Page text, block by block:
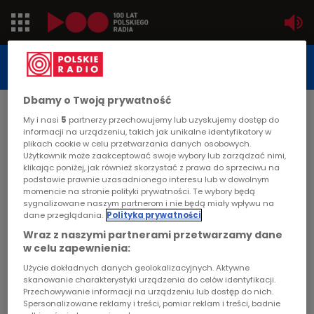
Jedynka
Dwójka
Trójka
Czwórka
PR24
Poland
Kierowcy
Dzieci
STUDIO REPORTAŻU
POLSKIEGO RADIA
2002-01-03
STRONA GŁÓWNA>ARTYKUŁ
Nie denerwuj się, pisz raport
STUDIO REPORTAŻU I DOKUMENTU
Nie denerwuj się, pisz raport
Dbamy o Twoją prywatność
My i nasi 5 partnerzy przechowujemy lub uzyskujemy dostęp do
informacji na urządzeniu, takich jak unikalne identyfikatory w
plikach cookie w celu przetwarzania danych osobowych.
Użytkownik może zaakceptować swoje wybory lub zarządzać nimi,
klikając poniżej, jak również skorzystać z prawa do sprzeciwu na
podstawie prawnie uzasadnionego interesu lub w dowolnym
momencie na stronie polityki prywatności. Te wybory będą
sygnalizowane naszym partnerom i nie będą miały wpływu na
dane przeglądania. Polityka prywatności
Wraz z naszymi partnerami przetwarzamy dane
w celu zapewnienia:
Użycie dokładnych danych geolokalizacyjnych. Aktywne
skanowanie charakterystyki urządzenia do celów identyfikacji.
Przechowywanie informacji na urządzeniu lub dostęp do nich.
Spersonalizowane reklamy i treści, pomiar reklam i treści, badnie